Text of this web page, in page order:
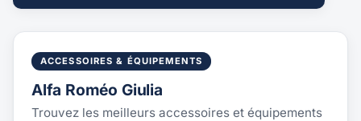
ACCESSOIRES & ÉQUIPEMENTS
Alfa Roméo Giulia
Trouvez les meilleurs accessoires et équipements